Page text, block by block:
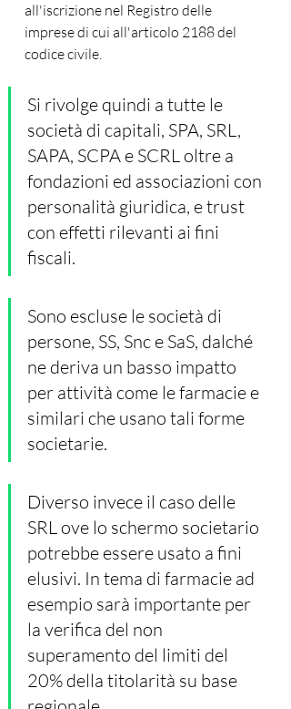
all'iscrizione nel Registro delle
imprese di cui all'articolo 2188 del
codice civile.
Si rivolge quindi a tutte le
società di capitali, SPA, SRL,
SAPA, SCPA e SCRL oltre a
fondazioni ed associazioni con
personalità giuridica, e trust
con effetti rilevanti ai fini
fiscali.
Sono escluse le società di
persone, SS, Snc e SaS, dalché
ne deriva un basso impatto
per attività come le farmacie e
similari che usano tali forme
societarie.
Diverso invece il caso delle
SRL ove lo schermo societario
potrebbe essere usato a fini
elusivi. In tema di farmacie ad
esempio sarà importante per
la verifica del non
superamento del limiti del
20% della titolarità su base